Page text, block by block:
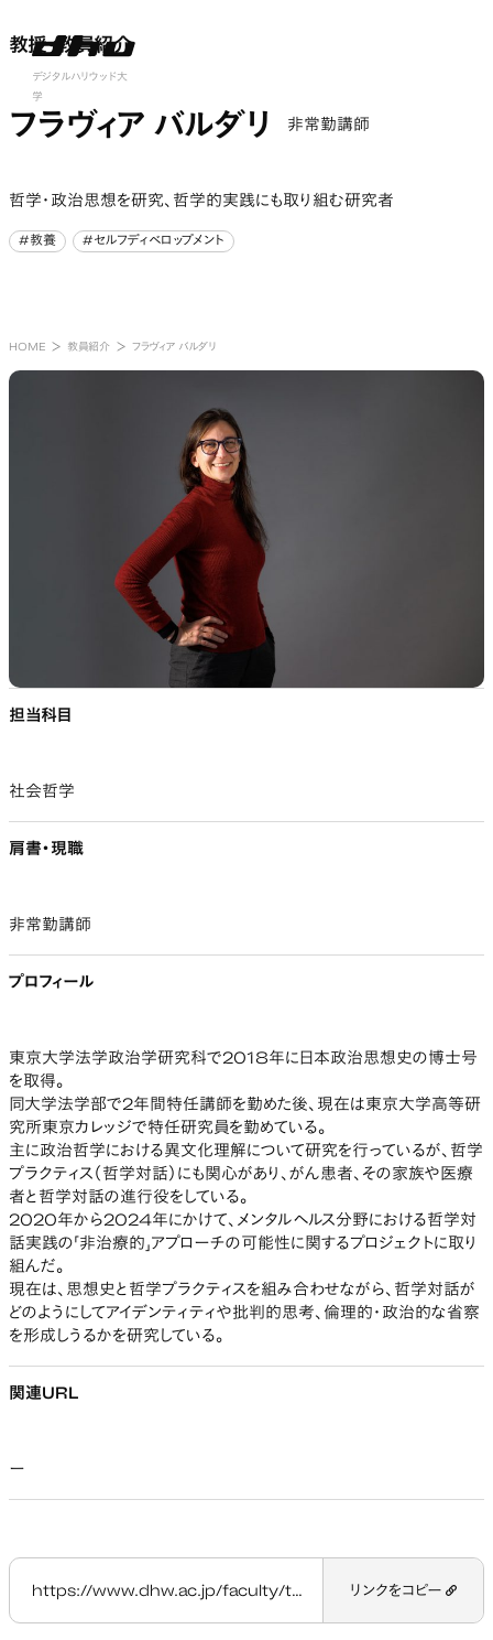
デジタルハリウッド大
学
open
教授・教員紹介
フラヴィア バルダリ 非常勤講師
哲学・政治思想を研究、哲学的実践にも取り組む研究者
#教養
#セルフディベロップメント
HOME 教員紹介 フラヴィア バルダリ
担当科目
社会哲学
肩書・現職
非常勤講師
プロフィール
東京大学法学政治学研究科で2018年に日本政治思想史の博士号
を取得。
同大学法学部で2年間特任講師を勤めた後、現在は東京大学高等研
究所東京カレッジで特任研究員を勤めている。
主に政治哲学における異文化理解について研究を行っているが、哲学
プラクティス（哲学対話）にも関心があり、がん患者、その家族や医療
者と哲学対話の進行役をしている。
2020年から2024年にかけて、メンタルヘルス分野における哲学対
話実践の「非治療的」アプローチの可能性に関するプロジェクトに取り
組んだ。
現在は、思想史と哲学プラクティスを組み合わせながら、哲学対話が
どのようにしてアイデンティティや批判的思考、倫理的・政治的な省察
を形成しうるかを研究している。
関連URL
ー
https://www.dhw.ac.jp/faculty/teacher/baldari-flavia/ リンクをコピー